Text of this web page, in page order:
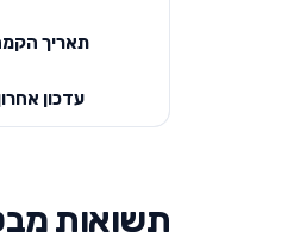
תאריך
עדכון
תשואות